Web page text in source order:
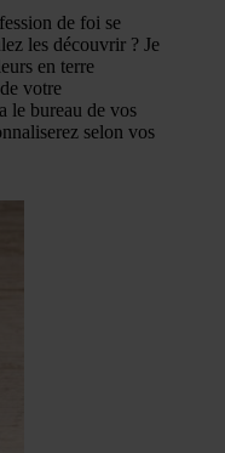
de foi se
les découvrir ? Je
en terre
votre
le bureau de vos
selon vos